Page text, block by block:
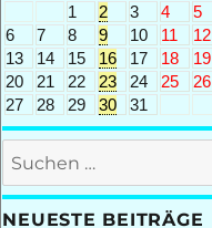
1
2 3 4
5
6
7 8 9 10 11
12
13
14 15 16 17 18
19
20
21 22 23 24 25
26
27
28 29 30 31
Suchen
nach:
NEUESTE BEITRÄGE